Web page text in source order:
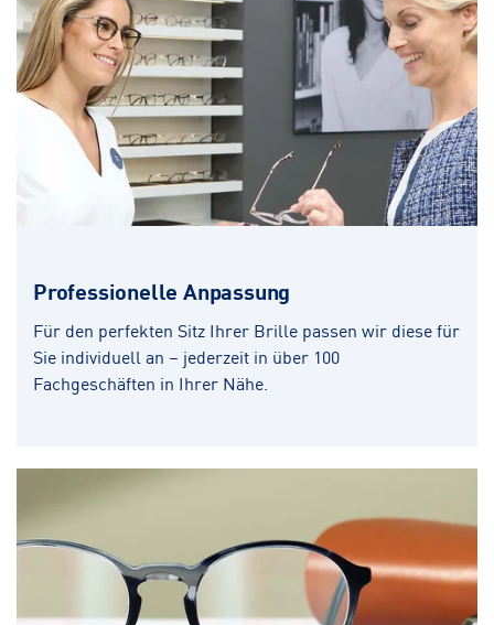
Professionelle Anpassung
Für den perfekten Sitz Ihrer Brille passen wir diese für
Sie individuell an – jederzeit in über 100
Fachgeschäften in Ihrer Nähe.